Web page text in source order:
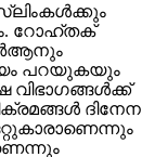
റോഹ്തക്
പറയുകയും
ദിനേന